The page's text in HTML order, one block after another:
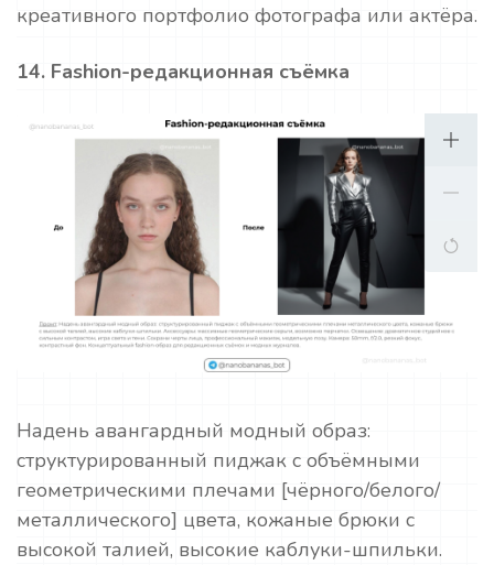
креативного портфолио фотографа или актёра.
14. Fashion-редакционная съёмка
Надень авангардный модный образ:
структурированный пиджак с объёмными
геометрическими плечами [чёрного/белого/
металлического] цвета, кожаные брюки с
высокой талией, высокие каблуки-шпильки.